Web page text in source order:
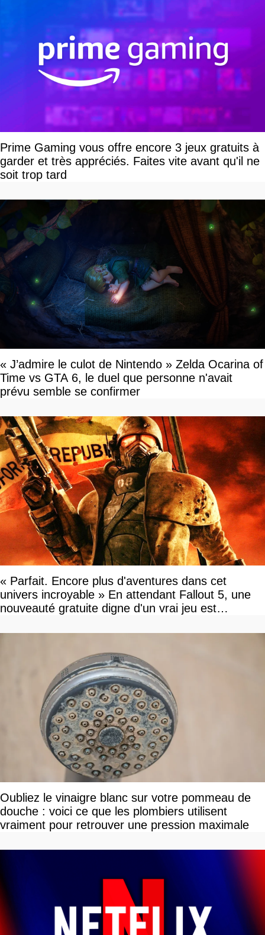
Prime Gaming vous offre encore 3 jeux gratuits à
garder et très appréciés. Faites vite avant qu'il ne
soit trop tard
« J’admire le culot de Nintendo » Zelda Ocarina of
Time vs GTA 6, le duel que personne n'avait
prévu semble se confirmer
« Parfait. Encore plus d'aventures dans cet
univers incroyable » En attendant Fallout 5, une
nouveauté gratuite digne d'un vrai jeu est
Oubliez le vinaigre blanc sur votre pommeau de
douche : voici ce que les plombiers utilisent
vraiment pour retrouver une pression maximale